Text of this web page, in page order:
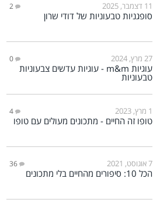
11 דצמבר, 2025 2
סופגניות טבעוניות של דודי שרון
27 מרץ, 2024 0
עוגיות m&m - עוגיות עדשים צבעוניות
טבעוניות
1 מרץ, 2023 4
טופו זה החיים - מתכונים מעולים עם טופו
7 אוגוסט, 2021 36
הכל 10: סיפורים מהחיים בלי מתכונים